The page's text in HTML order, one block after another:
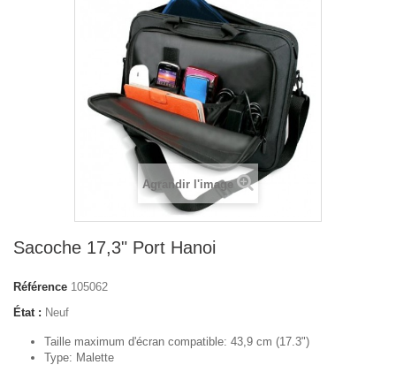
Agrandir l'image
Sacoche 17,3" Port Hanoi
Référence 105062
État : Neuf
Taille maximum d'écran compatible: 43,9 cm (17.3")
Type: Malette